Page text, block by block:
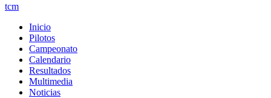
tcm
Inicio
Pilotos
Campeonato
Calendario
Resultados
Multimedia
Noticias